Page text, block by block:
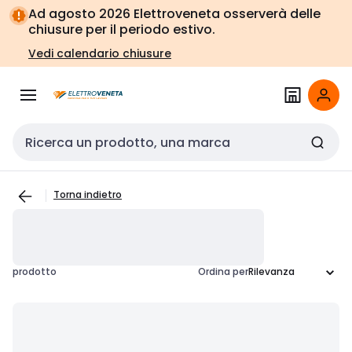
Vai alla
navigazione
Vai
alla
pagina
Ad agosto 2026 Elettroveneta osserverà delle
chiusure per il periodo estivo.
Vedi calendario chiusure
Cerca input
Torna indietro
prodotto Ordina per